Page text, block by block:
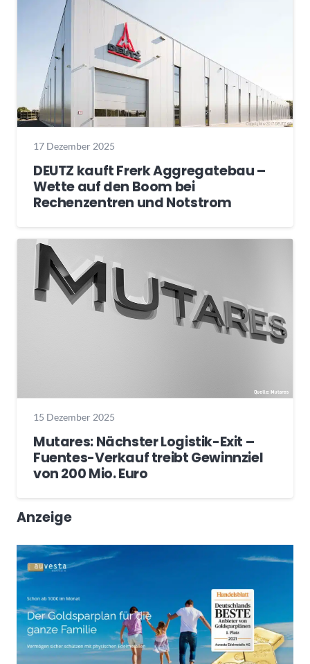
17 Dezember 2025
DEUTZ kauft Frerk Aggregatebau –
Wette auf den Boom bei
Rechenzentren und Notstrom
15 Dezember 2025
Mutares: Nächster Logistik-Exit –
Fuentes-Verkauf treibt Gewinnziel
von 200 Mio. Euro
Anzeige